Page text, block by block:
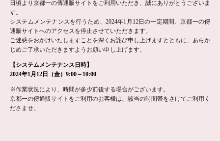
日頃より京都一の傳通販サイトをご利用いただき、誠にありがとうございま
す。
システムメンテナンスを行うため、2024年1月12日の一定期間、京都一の傳
通販サイトへのアクセスを停止させていただきます。
ご迷惑をおかけいたしますことを深くお詫び申し上げますとともに、あらか
じめご了承いただきますようお願い申し上げます。
【システムメンテナンス日時】
2024年1月12日（金）9:00～10:00
※作業状況により、時間が多少前後する場合がございます。
京都一の傳通販サイトをご利用のお客様は、該当の時間帯をさけてご利用く
ださませ。